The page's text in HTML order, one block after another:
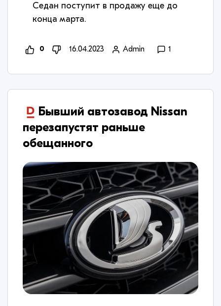
Седан поступит в продажу еще до
конца марта.
0 16.04.2023 Admin 1
​Бывший автозавод Nissan
перезапустят раньше
обещанного